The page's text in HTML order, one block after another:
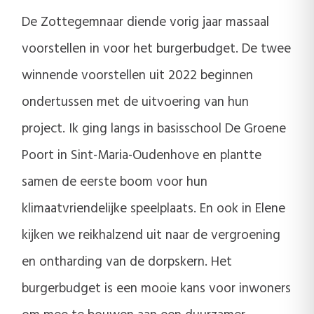
De Zottegemnaar diende vorig jaar massaal
voorstellen in voor het burgerbudget. De twee
winnende voorstellen uit 2022 beginnen
ondertussen met de uitvoering van hun
project. Ik ging langs in basisschool De Groene
Poort in Sint-Maria-Oudenhove en plantte
samen de eerste boom voor hun
klimaatvriendelijke speelplaats. En ook in Elene
kijken we reikhalzend uit naar de vergroening
en ontharding van de dorpskern. Het
burgerbudget is een mooie kans voor inwoners